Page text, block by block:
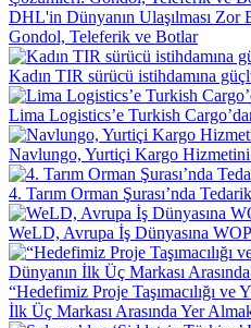
DHL'in Dünyanın Ulaşılması Zor
Gondol, Teleferik ve Botlar
Kadın TIR sürücü istihdamına
Lima Logistics’e Turkish
Navlungo, Yurtiçi Kargo Hizmetini
4. Tarım Orman Şurası’nda
WeLD, Avrupa İş Dünyasına
“Hedefimiz Proje Taşımacılığı
İlk Üç Markası Arasında Yer